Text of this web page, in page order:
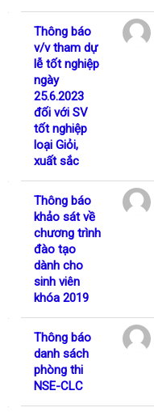
Thông báo
v/v tham dự
lễ tốt nghiệp
ngày
25.6.2023
đối với SV
tốt nghiệp
loại Giỏi,
xuất sắc
Thông báo
khảo sát về
chương trình
đào tạo
dành cho
sinh viên
khóa 2019
Thông báo
danh sách
phòng thi
NSE-CLC